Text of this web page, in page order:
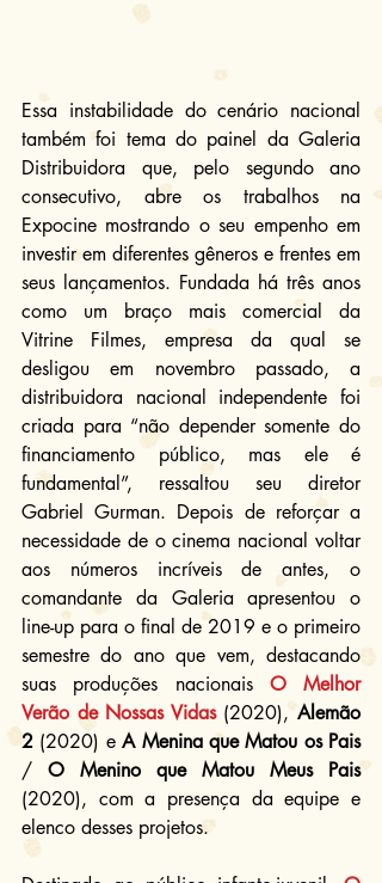
Essa instabilidade do cenário nacional
também foi tema do painel da Galeria
Distribuidora que, pelo segundo ano
consecutivo, abre os trabalhos na
Expocine mostrando o seu empenho em
investir em diferentes gêneros e frentes em
seus lançamentos. Fundada há três anos
como um braço mais comercial da
Vitrine Filmes, empresa da qual se
desligou em novembro passado, a
distribuidora nacional independente foi
criada para “não depender somente do
financiamento público, mas ele é
fundamental”, ressaltou seu diretor
Gabriel Gurman. Depois de reforçar a
necessidade de o cinema nacional voltar
aos números incríveis de antes, o
comandante da Galeria apresentou o
line-up para o final de 2019 e o primeiro
semestre do ano que vem, destacando
suas produções nacionais O Melhor
Verão de Nossas Vidas (2020), Alemão
2 (2020) e A Menina que Matou os Pais
/ O Menino que Matou Meus Pais
(2020), com a presença da equipe e
elenco desses projetos.